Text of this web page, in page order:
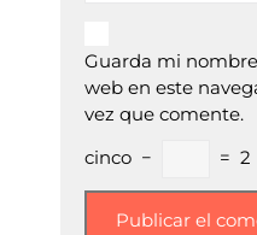
Guarda mi
web en este
vez que comente.
cinco − = 2